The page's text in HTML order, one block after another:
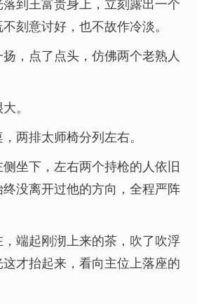
刻意讨好，也不故作冷淡。
，点了点头，仿佛两个老熟人
。
两排太师椅分列左右。
坐下，左右两个持枪的人依旧
没离开过他的方向，全程严阵
端起刚沏上来的茶，吹了吹浮
才抬起来，看向主位上落座的